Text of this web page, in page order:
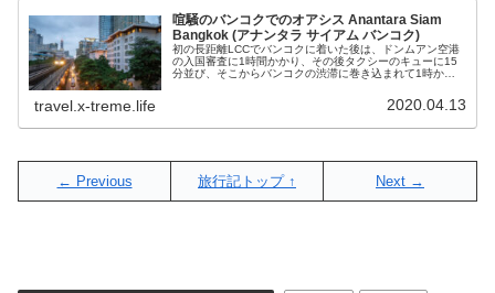
喧騒のバンコクでのオアシス Anantara Siam
Bangkok (アナンタラ サイアム バンコク)
初の長距離LCCでバンコクに着いた後は、ドンムアン空港
の入国審査に1時間かかり、その後タクシーのキューに15
分並び、そこからバンコクの渋滞に巻き込まれて1時かか
travel.x-treme.life 2020.04.13
← Previous 旅行記トップ ↑ Next →